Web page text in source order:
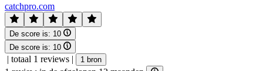
catchpro.com
De score is: 10
De score is: 10
| totaal 1 reviews | 1 bron